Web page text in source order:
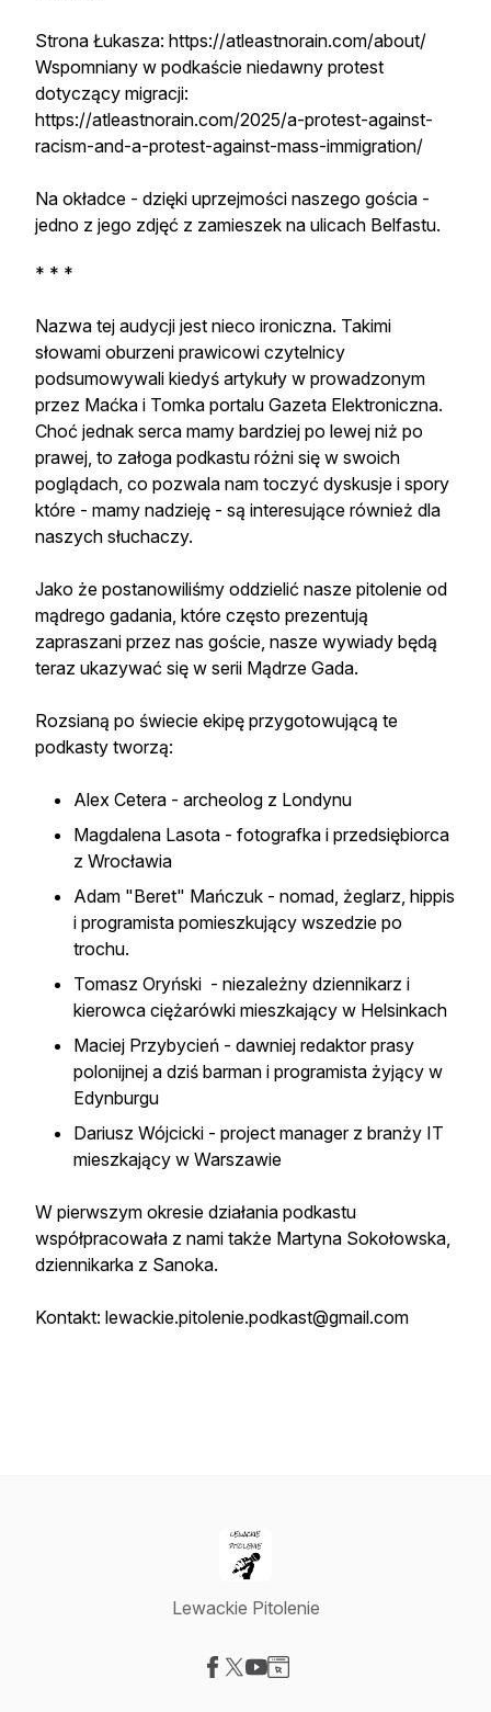
Strona Łukasza: https://atleastnorain.com/about/
Wspomniany w podkaście niedawny protest
dotyczący migracji:
https://atleastnorain.com/2025/a-protest-against-
racism-and-a-protest-against-mass-immigration/
Na okładce - dzięki uprzejmości naszego gościa -
jedno z jego zdjęć z zamieszek na ulicach Belfastu.
* * *
Nazwa tej audycji jest nieco ironiczna. Takimi
słowami oburzeni prawicowi czytelnicy
podsumowywali kiedyś artykuły w prowadzonym
przez Maćka i Tomka portalu Gazeta Elektroniczna.
Choć jednak serca mamy bardziej po lewej niż po
prawej, to załoga podkastu różni się w swoich
poglądach, co pozwala nam toczyć dyskusje i spory
które - mamy nadzieję - są interesujące również dla
naszych słuchaczy.
Jako że postanowiliśmy oddzielić nasze pitolenie od
mądrego gadania, które często prezentują
zapraszani przez nas goście, nasze wywiady będą
teraz ukazywać się w serii Mądrze Gada.
Rozsianą po świecie ekipę przygotowującą te
podkasty tworzą:
Alex Cetera - archeolog z Londynu
Magdalena Lasota - fotografka i przedsiębiorca
z Wrocławia
Adam "Beret" Mańczuk - nomad, żeglarz, hippis
i programista pomieszkujący wszedzie po
trochu.
Tomasz Oryński - niezależny dziennikarz i
kierowca ciężarówki mieszkający w Helsinkach
Maciej Przybycień - dawniej redaktor prasy
polonijnej a dziś barman i programista żyjący w
Edynburgu
Dariusz Wójcicki - project manager z branży IT
mieszkający w Warszawie
W pierwszym okresie działania podkastu
współpracowała z nami także Martyna Sokołowska,
dziennikarka z Sanoka.
Kontakt: lewackie.pitolenie.podkast@gmail.com
Lewackie Pitolenie